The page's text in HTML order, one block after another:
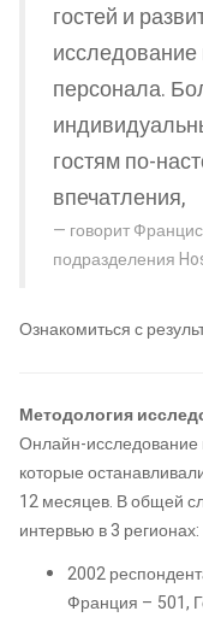
гостей и
исследование
персонала.
гостям по-
впечатления,
говорит
подразделения
Ознакомиться с
Методология
Онлайн-исследование
которые
12 месяцев. В общей
интервью в 3 регионах:
2002
Франция – 501,